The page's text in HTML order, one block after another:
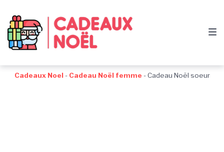
navigation
au
contenu
au
pied
de
Cadeaux Noel - Cadeau Noël femme -Cadeau Noël soeur